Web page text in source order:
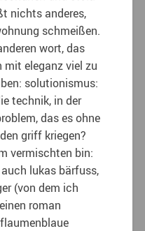
nichts anderes,
schmeißen.
wort, das
eleganz viel zu
solutionismus:
technik, in der
das es ohne
griff kriegen?
vermischten bin:
lukas bärfuss,
(von dem ich
roman